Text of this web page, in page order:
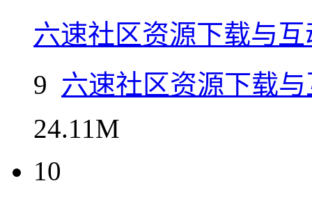
六速社区资源下载与
9 六速社区资源下载
24.11M
10